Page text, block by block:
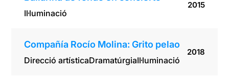
Il·luminació
2015
Compañía Rocío Molina: Grito pelao
Direcció artísticaDramatúrgiaIl·luminació
2018